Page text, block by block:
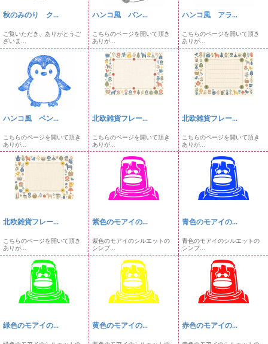
秋のみのり ク...
ご覧いただき、ありがとうご
ざいま...
ハンコ風 パン...
こちらのページを開いて頂き
ありが...
ハンコ風 アラ...
こちらのページを開いて頂き
ありが...
ハンコ風 ペン...
こちらのページを開いて頂き
ありが...
北欧雑貨フレー...
こちらのページを開いて頂き
ありが...
北欧雑貨フレー...
こちらのページを開いて頂き
ありが...
北欧雑貨フレー...
こちらのページを開いて頂き
ありが...
紫色のモアイの...
紫色のモアイのシルエットの
シンプ...
青色のモアイの...
青色のモアイのシルエットの
シンプ...
緑色のモアイの... 黄色のモアイの... 赤色のモアイの...